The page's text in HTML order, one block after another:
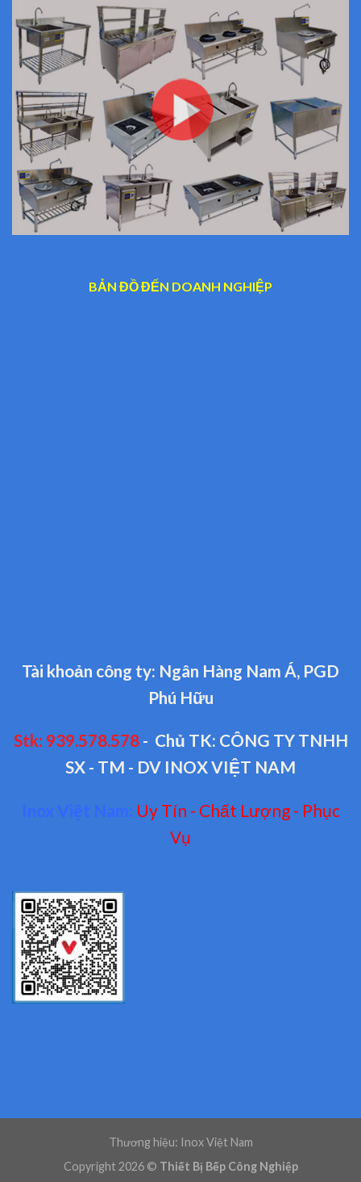
BẢN ĐỒ ĐẾN DOANH NGHIỆP
Tài khoản công ty: Ngân Hàng Nam Á, PGD
Phú Hữu
Stk: 939.578.578- Chủ TK: CÔNG TY TNHH
SX - TM - DV INOX VIỆT NAM
Inox Việt Nam: Uy Tín - Chất Lượng - Phục
Vụ
Thương hiệu: Inox Việt Nam
Copyright 2026 © Thiết Bị Bếp Công Nghiệp